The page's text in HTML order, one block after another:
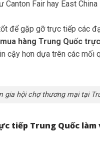
Canton Fair hay East
để gặp gỡ trực tiếp các
mua hàng Trung Quốc
cậy hơn dựa trên các mối
gia hội chợ thương mại tại
tiếp Trung Quốc làm